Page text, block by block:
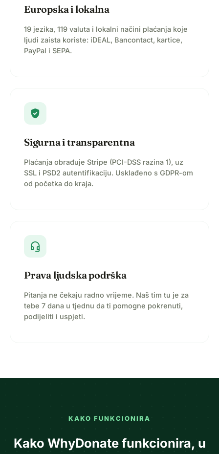
Europska i lokalna
19 jezika, 119 valuta i lokalni načini plaćanja koje
ljudi zaista koriste: iDEAL, Bancontact, kartice,
PayPal i SEPA.
verified_user
Sigurna i transparentna
Plaćanja obrađuje Stripe (PCI-DSS razina 1), uz
SSL i PSD2 autentifikaciju. Usklađeno s GDPR-om
od početka do kraja.
headset_mic
Prava ljudska podrška
Pitanja ne čekaju radno vrijeme. Naš tim tu je za
tebe 7 dana u tjednu da ti pomogne pokrenuti,
podijeliti i uspjeti.
KAKO FUNKCIONIRA
Kako WhyDonate funkcionira, u